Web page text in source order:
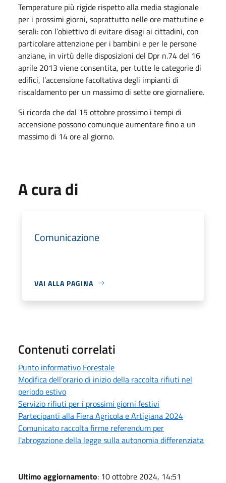
Temperature più rigide rispetto alla media stagionale
per i prossimi giorni, soprattutto nelle ore mattutine e
serali: con l’obiettivo di evitare disagi ai cittadini, con
particolare attenzione per i bambini e per le persone
anziane, in virtù delle disposizioni del Dpr n.74 del 16
aprile 2013 viene consentita, per tutte le categorie di
edifici, l’accensione facoltativa degli impianti di
riscaldamento per un massimo di sette ore giornaliere.
Si ricorda che dal 15 ottobre prossimo i tempi di
accensione possono comunque aumentare fino a un
massimo di 14 ore al giorno.
A cura di
Comunicazione
VAI ALLA PAGINA
Contenuti correlati
Punto informativo Forestale
Modifica dell’orario di inizio della raccolta rifiuti nel
periodo estivo
Servizio rifiuti per i prossimi giorni festivi
Partecipanti alla Fiera Agricola e Artigiana 2024
Comunicato raccolta firme referendum per
l'abrogazione della legge sulla autonomia differenziata
Ultimo aggiornamento: 10 ottobre 2024, 14:51